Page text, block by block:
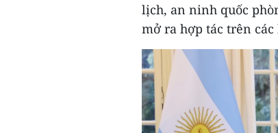
lịch, an ninh quốc
mở ra hợp tác trên